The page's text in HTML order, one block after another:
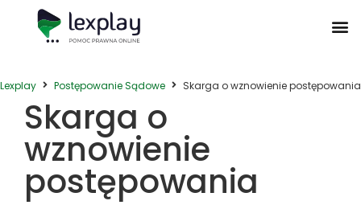
Lexplay Postępowanie Sądowe Skarga o wznowienie postępowania
Skarga o
wznowienie
postępowania